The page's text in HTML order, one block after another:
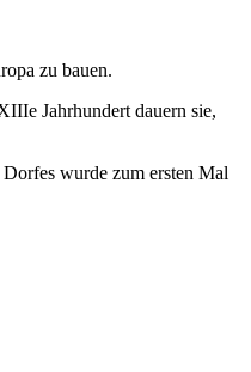
zu bauen.
Jahrhundert dauern sie,
wurde zum ersten Mal